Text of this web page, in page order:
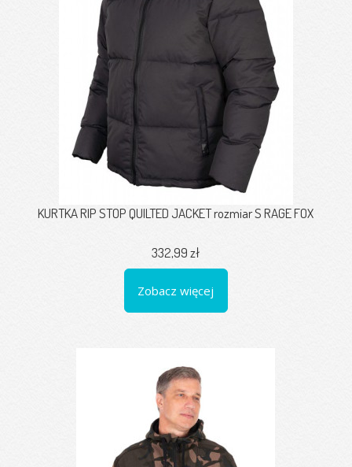
KURTKA RIP STOP QUILTED JACKET rozmiar S RAGE FOX
332,99 zł
Zobacz więcej